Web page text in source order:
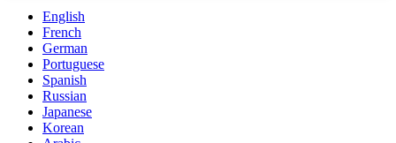
English
French
German
Portuguese
Spanish
Russian
Japanese
Korean